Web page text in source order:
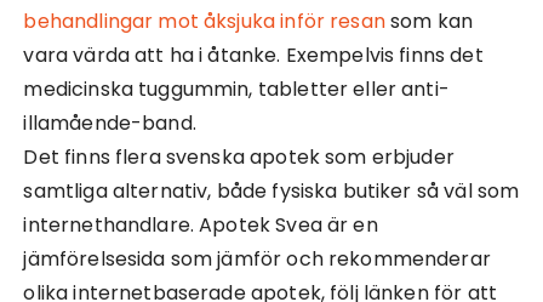
behandlingar mot åksjuka inför resansom kan
vara värda att ha i åtanke. Exempelvis finns det
medicinska tuggummin, tabletter eller anti-
illamående-band.
Det finns flera svenska apotek som erbjuder
samtliga alternativ, både fysiska butiker så väl som
internethandlare. Apotek Svea är en
jämförelsesida som jämför och rekommenderar
olika internetbaserade apotek, följ länken för att